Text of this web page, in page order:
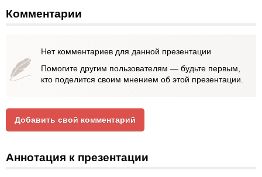
Комментарии
Нет комментариев для данной презентации
Помогите другим пользователям — будьте первым,
кто поделится своим мнением об этой презентации.
Добавить свой комментарий
Аннотация к презентации